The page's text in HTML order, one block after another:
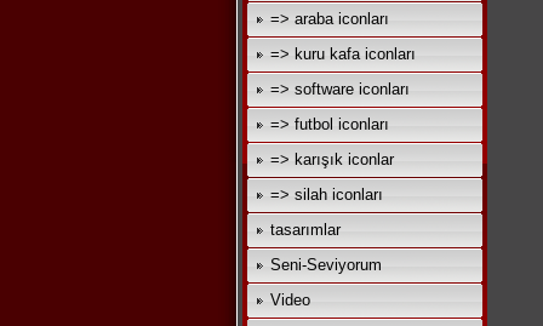
=> araba iconları
=> kuru kafa iconları
=> software iconları
=> futbol iconları
=> karışık iconlar
=> silah iconları
tasarımlar
Seni-Seviyorum
Video